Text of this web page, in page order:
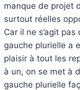
manque de projet
surtout réelles
Car il ne s’agit
gauche plurielle a
plaisir à tout les
à un, on se met à
gauche plurielle